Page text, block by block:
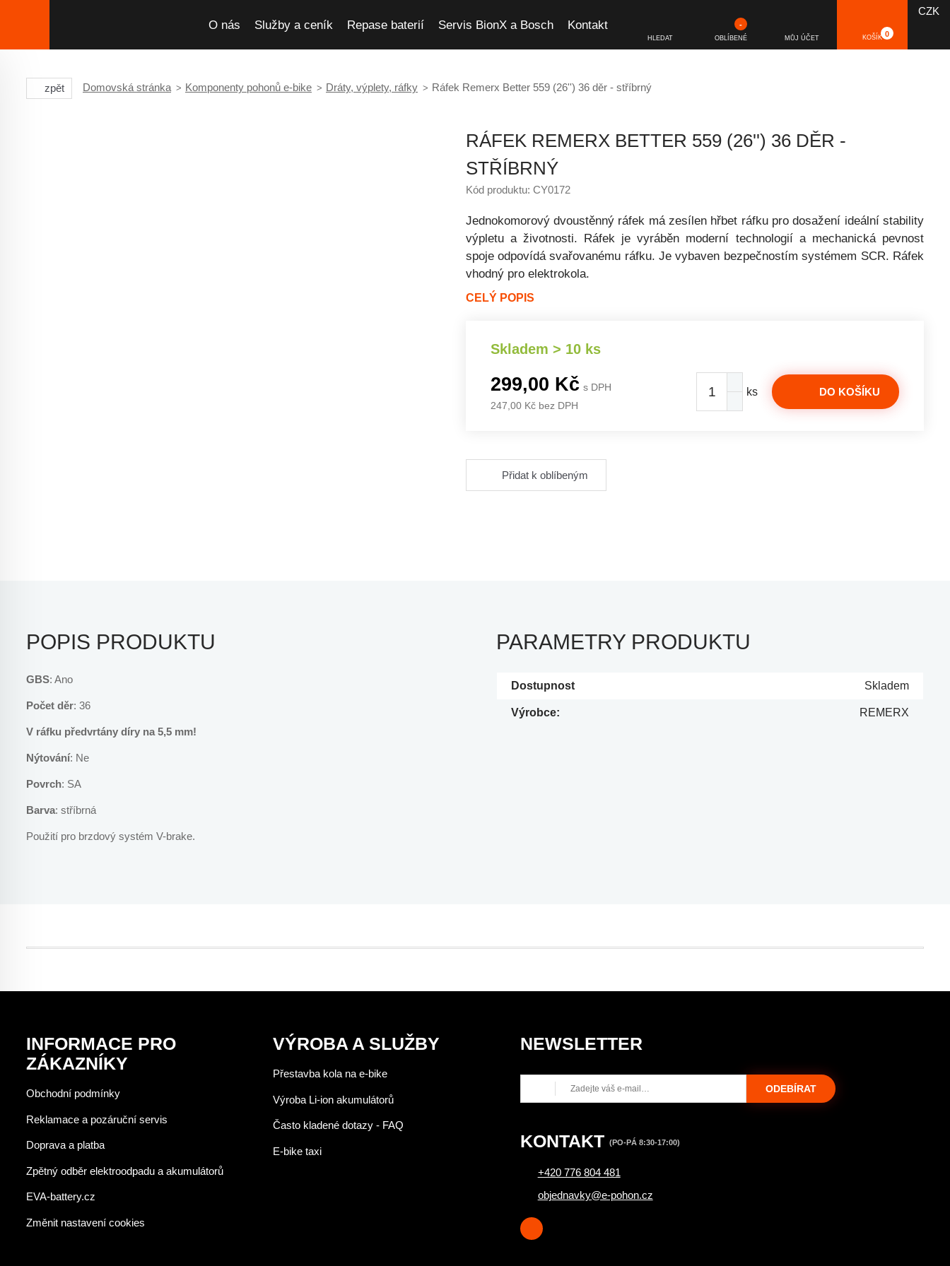
O nás Služby a ceník Repase baterií Servis BionX a Bosch Kontakt
HLEDAT OBLÍBENÉ
-
MŮJ ÚČET KOŠÍK 0
CZK
zpět Domovská stránka Komponenty pohonů e-bike Dráty, výplety, ráfky Ráfek Remerx Better 559 (26'') 36 děr - stříbrný
RÁFEK REMERX BETTER 559 (26'') 36 DĚR -
STŘÍBRNÝ
Kód produktu: CY0172
Jednokomorový dvoustěnný ráfek má zesílen hřbet ráfku pro dosažení ideální stability
výpletu a životnosti. Ráfek je vyráběn moderní technologií a mechanická pevnost
spoje odpovídá svařovanému ráfku. Je vybaven bezpečnostím systémem SCR. Ráfek
vhodný pro elektrokola.
CELÝ POPIS
Skladem > 10 ks
299,00 Kč s DPH
247,00 Kč bez DPH
ks DO KOŠÍKU
Přidat k oblíbeným
POPIS PRODUKTU
GBS: Ano
Počet děr: 36
V ráfku předvrtány díry na 5,5 mm!
Nýtování: Ne
Povrch: SA
Barva: stříbrná
Použití pro brzdový systém V-brake.
PARAMETRY PRODUKTU
Dostupnost Skladem
Výrobce: REMERX
INFORMACE PRO
ZÁKAZNÍKY
Obchodní podmínky
Reklamace a pozáruční servis
Doprava a platba
Zpětný odběr elektroodpadu a akumulátorů
EVA-battery.cz
Změnit nastavení cookies
VÝROBA A SLUŽBY
Přestavba kola na e-bike
Výroba Li-ion akumulátorů
Často kladené dotazy - FAQ
E-bike taxi
NEWSLETTER
ODEBÍRAT
KONTAKT (PO-PÁ 8:30-17:00)
+420 776 804 481
objednavky@e-pohon.cz